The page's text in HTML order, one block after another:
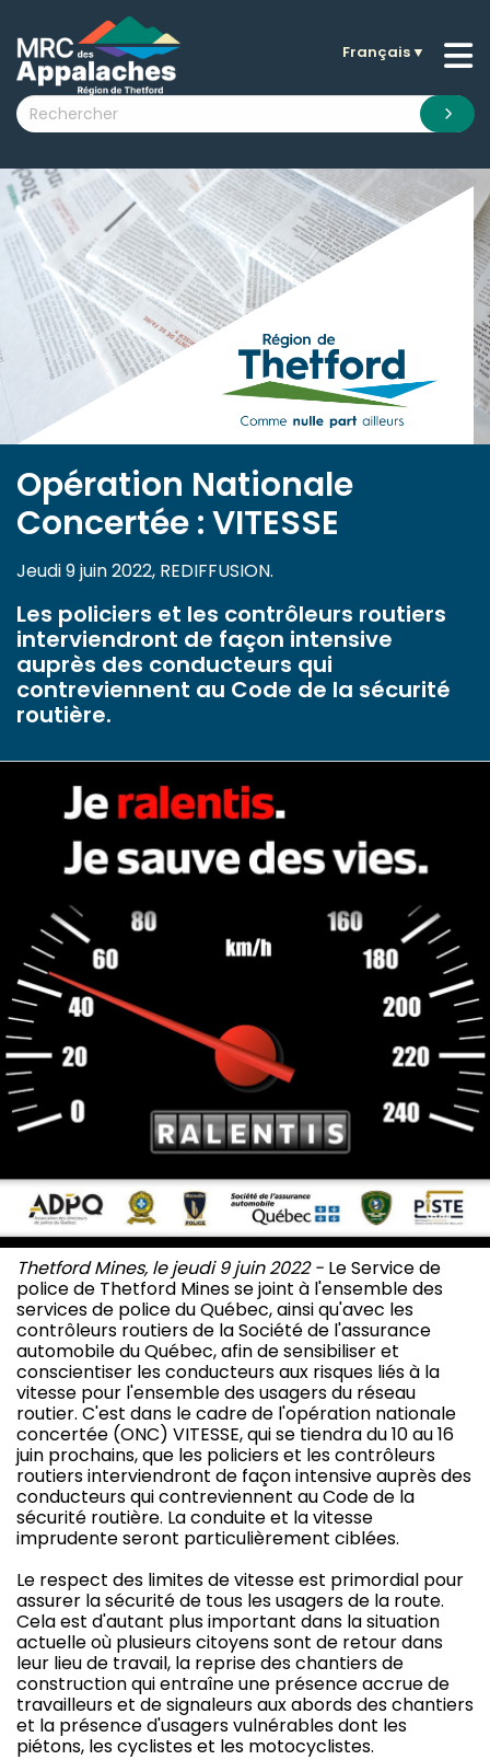
submenu (La MRC )
submenu (Citoyens )
submenu (Visiteurs )
submenu (Nouvelles )
submenu (Documentation )
Français▼
Opération Nationale
Concertée : VITESSE
Jeudi 9 juin 2022, REDIFFUSION.
Les policiers et les contrôleurs routiers
interviendront de façon intensive
auprès des conducteurs qui
contreviennent au Code de la sécurité
routière.
Thetford Mines, le jeudi 9 juin 2022 - Le Service de
police de Thetford Mines se joint à l'ensemble des
services de police du Québec, ainsi qu'avec les
contrôleurs routiers de la Société de l'assurance
automobile du Québec, afin de sensibiliser et
conscientiser les conducteurs aux risques liés à la
vitesse pour l'ensemble des usagers du réseau
routier. C'est dans le cadre de l'opération nationale
concertée (ONC) VITESSE, qui se tiendra du 10 au 16
juin prochains, que les policiers et les contrôleurs
routiers interviendront de façon intensive auprès des
conducteurs qui contreviennent au Code de la
sécurité routière. La conduite et la vitesse
imprudente seront particulièrement ciblées.
Le respect des limites de vitesse est primordial pour
assurer la sécurité de tous les usagers de la route.
Cela est d'autant plus important dans la situation
actuelle où plusieurs citoyens sont de retour dans
leur lieu de travail, la reprise des chantiers de
construction qui entraîne une présence accrue de
travailleurs et de signaleurs aux abords des chantiers
et la présence d'usagers vulnérables dont les
piétons, les cyclistes et les motocyclistes.